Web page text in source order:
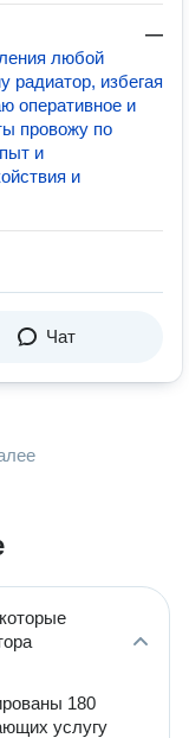
—
любой
радиатор, избегая
оперативное и
провожу по
и
и
Чат
180
услугу